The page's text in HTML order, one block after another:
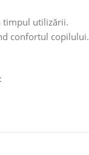
timpul utilizării.
confortul copilului.